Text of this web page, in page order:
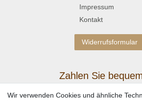
Impressum
Kontakt
Widerrufsformular
Zahlen Sie
Wir verwenden Cookies und ähnliche